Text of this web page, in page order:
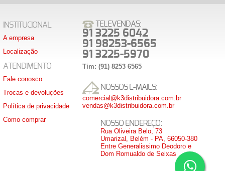
INSTITUCIONAL
A empresa
Localização
ATENDIMENTO
Fale conosco
Trocas e devoluções
Política de privacidade
Como comprar
TELEVENDAS:
91 3225 6042
91 98253-6565
91 3225-5970
Tim: (91) 8253 6565
NOSSOS E-MAILS:
comercial@k3distribuidora.com.br
vendas@k3distribuidora.com.br
NOSSO ENDEREÇO:
Rua Oliveira Belo, 73
Umarizal, Belém - PA, 66050-380
Entre Generalissimo Deodoro e
Dom Romualdo de Seixas